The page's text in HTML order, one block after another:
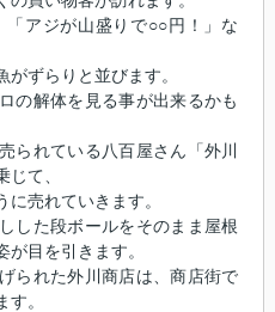
「アジが山盛りで○○円！」な
ずらりと並びます。
の解体を見る事が出来るかも
られている八百屋さん「外川
て、
売れていきます。
した段ボールをそのまま屋根
目を引きます。
られた外川商店は、商店街で
。